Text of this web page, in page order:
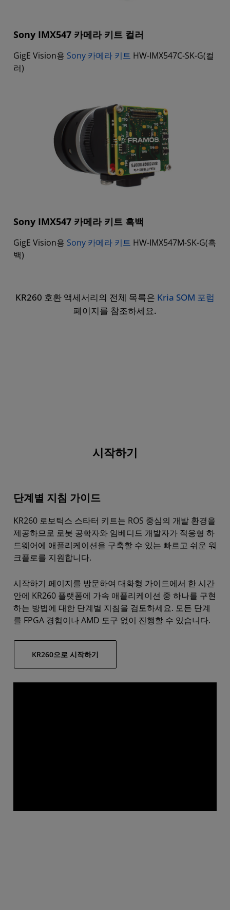
Sony IMX547 카메라 키트 컬러
GigE Vision용 Sony 카메라 키트 HW-IMX547C-SK-G(컬
러)
Sony IMX547 카메라 키트 흑백
GigE Vision용 Sony 카메라 키트 HW-IMX547M-SK-G(흑
백)
KR260 호환 액세서리의 전체 목록은 Kria SOM 포럼
페이지를 참조하세요.
시작하기
단계별 지침 가이드
KR260 로보틱스 스타터 키트는 ROS 중심의 개발 환경을
제공하므로 로봇 공학자와 임베디드 개발자가 적응형 하
드웨어에 애플리케이션을 구축할 수 있는 빠르고 쉬운 워
크플로를 지원합니다.
시작하기 페이지를 방문하여 대화형 가이드에서 한 시간
안에 KR260 플랫폼에 가속 애플리케이션 중 하나를 구현
하는 방법에 대한 단계별 지침을 검토하세요. 모든 단계
를 FPGA 경험이나 AMD 도구 없이 진행할 수 있습니다.
KR260으로 시작하기